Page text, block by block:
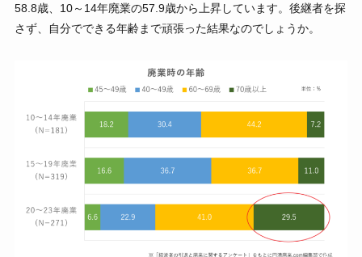
58.8歳、10～14年廃業の57.9歳から上昇しています。後継者を探
さず、自分でできる年齢まで頑張った結果なのでしょうか。